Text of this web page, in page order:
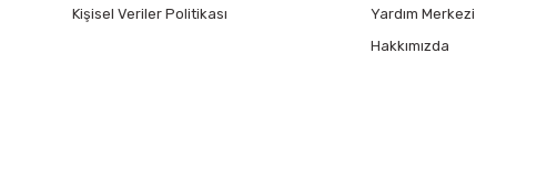
Kişisel Veriler Politikası
Yardım Merkezi
Hakkımızda